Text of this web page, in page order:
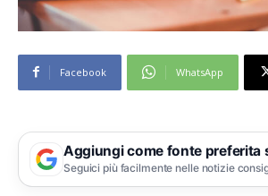
Facebook WhatsApp
Aggiungi come fonte preferita
Seguici più facilmente nelle notizie